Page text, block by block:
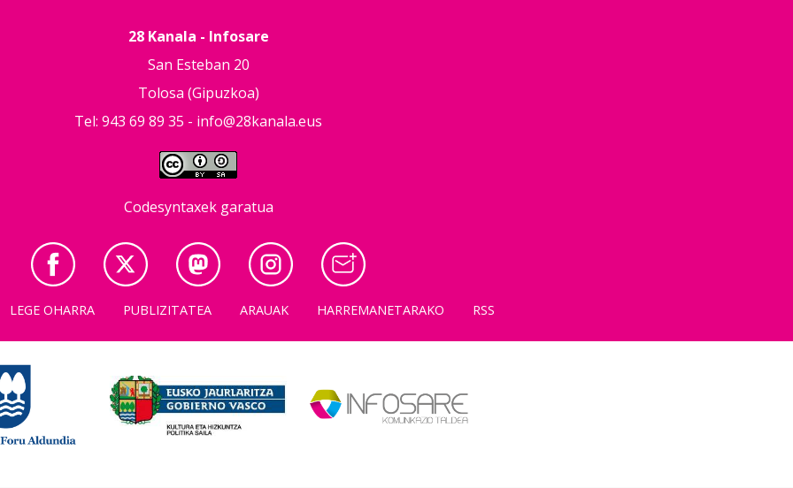
28 Kanala - Infosare
San Esteban 20
Tolosa (Gipuzkoa)
Tel: 943 69 89 35 - info@28kanala.eus
Codesyntaxek garatua
LEGE OHARRA PUBLIZITATEA ARAUAK HARREMANETARAKO RSS